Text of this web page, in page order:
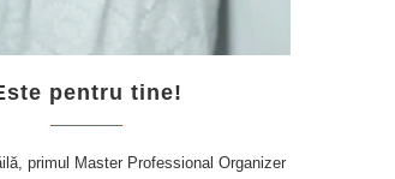
pentru tine!
primul Master Professional Organizer